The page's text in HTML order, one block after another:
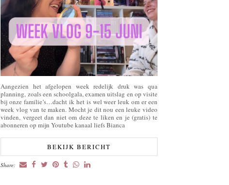
Aangezien het afgelopen week redelijk druk was qua
planning, zoals een schoolgala, examen uitslag en op visite
bij onze familie’s…dacht ik het is wel weer leuk om er een
week vlog van te maken. Mocht je dit nou een leuke video
vinden, vergeet dan niet om deze te liken en je (gratis) te
abonneren op mijn Youtube kanaal liefs Bianca
BEKIJK BERICHT
Share: